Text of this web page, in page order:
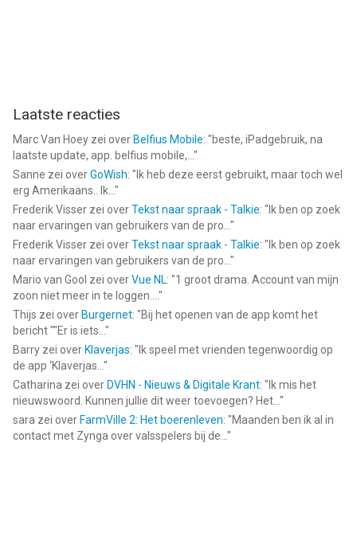
Laatste reacties
Marc Van Hoey zei over Belfius Mobile: "beste, iPadgebruik, na
laatste update, app. belfius mobile,... "
Sanne zei overGoWish: " Ik heb deze eerst gebruikt, maar toch wel
erg Amerikaans.. Ik... "
Frederik Visser zei overTekst naar spraak - Talkie: " Ik ben op zoek
naar ervaringen van gebruikers van de pro... "
Frederik Visser zei overTekst naar spraak - Talkie: " Ik ben op zoek
naar ervaringen van gebruikers van de pro... "
Mario van Gool zei overVue NL: "1 groot drama. Account van mijn
zoon niet meer in te loggen.... "
Thijs zei over Burgernet: "Bij het openen van de app komt het
bericht ""Er is iets... "
Barry zei over Klaverjas: " Ik speel met vrienden tegenwoordig op
de app ‘Klaverjas... "
Catharina zei over DVHN - Nieuws & Digitale Krant: " Ik mis het
nieuwswoord. Kunnen jullie dit weer toevoegen? Het... "
sara zei over FarmVille 2: Het boerenleven: "Maanden ben ik al in
contact met Zynga over valsspelers bij de... "